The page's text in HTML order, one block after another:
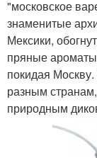
"московское
знаменитые
Мексики,
пряные
покидая
разным
природным